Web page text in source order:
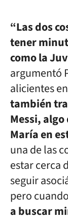
“Las dos
tener
como la
argumentó
alicientes
también
Messi,
María en
una de las
estar cerca
seguir
pero
a buscar